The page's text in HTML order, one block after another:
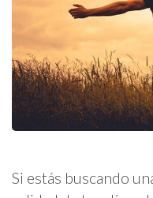
Si estás buscando